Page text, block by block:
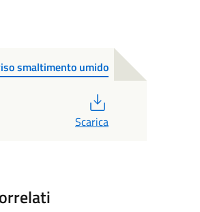
smaltimento umido
Scarica